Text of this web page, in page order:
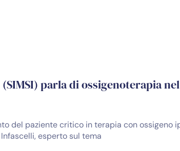
parla di ossigenoterapia
del paziente critico in terapia con ossigeno
esperto sul tema